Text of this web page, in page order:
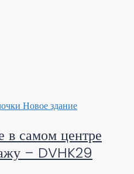
Новое здание
самом центре
– DVHK29